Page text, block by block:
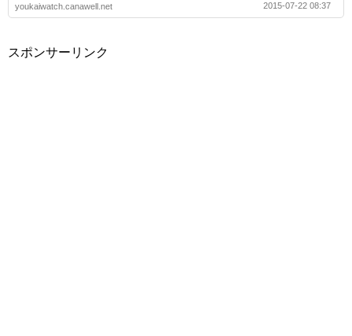
youkaiwatch.canawell.net 2015-07-22 08:37
スポンサーリンク